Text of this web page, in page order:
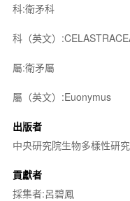
科:衛矛科
科（英文）
屬:衛矛屬
屬（英文）:Euonymus
出版者
中央研究院生物多樣性研
貢獻者
採集者:呂碧鳳